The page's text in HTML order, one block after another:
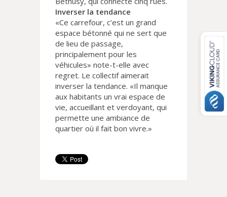
Inverser la tendance
«Ce carrefour, c’est un grand
espace bétonné qui ne sert que
de lieu de passage,
principalement pour les
véhicules» note-t-elle avec
regret. Le collectif aimerait
inverser la tendance. «Il manque
aux habitants un vrai espace de
vie, accueillant et verdoyant, qui
permette une ambiance de
quartier où il fait bon vivre.»